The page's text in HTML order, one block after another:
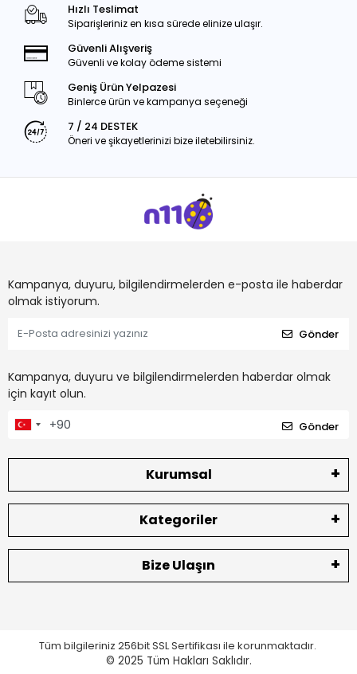
Hızlı Teslimat
Siparişleriniz en kısa sürede elinize ulaşır.
Güvenli Alışveriş
Güvenli ve kolay ödeme sistemi
Geniş Ürün Yelpazesi
Binlerce ürün ve kampanya seçeneği
7 / 24 DESTEK
Öneri ve şikayetlerinizi bize iletebilirsiniz.
Kampanya, duyuru, bilgilendirmelerden e-posta ile haberdar
olmak istiyorum.
Gönder
Kampanya, duyuru ve bilgilendirmelerden haberdar olmak
için kayıt olun.
Gönder
Kurumsal
Kategoriler
Bize Ulaşın
Tüm bilgileriniz 256bit SSL Sertifikası ile korunmaktadır.
© 2025 Tüm Hakları Saklıdır.